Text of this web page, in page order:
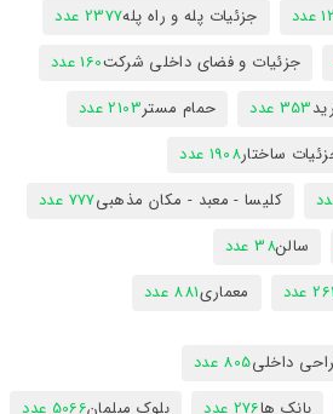
جزئیات پله و راه پله2377 عدد
جزئیات و فضای داخلی شرکت160 عدد
353 عدد حمام مستر2103 عدد
ساختار1908 عدد
کلیسا - معبد - مکان مذهبی777 عدد
سالن38 عدد
معماری881 عدد
داخلی805 عدد